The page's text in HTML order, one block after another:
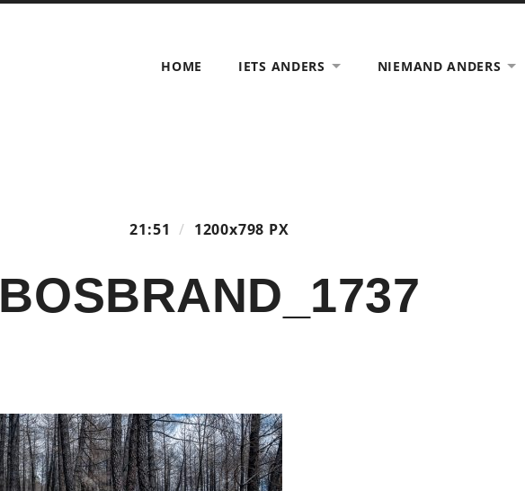
HOME IETS ANDERS NIEMAND ANDERS
21:51 / 1200x798 PX
BOSBRAND_1737